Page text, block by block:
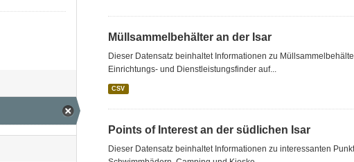
Müllsammelbehälter an der Isar
Dieser Datensatz beinhaltet Informationen zu
Einrichtungs- und Dienstleistungsfinder auf...
CSV
Points of Interest an der südlichen Isar
Dieser Datensatz beinhaltet Informationen zu interessanten